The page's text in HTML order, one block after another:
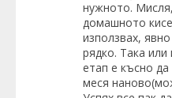
нужното.
домашното
използвах,
рядко. Така
етап е късно
меся